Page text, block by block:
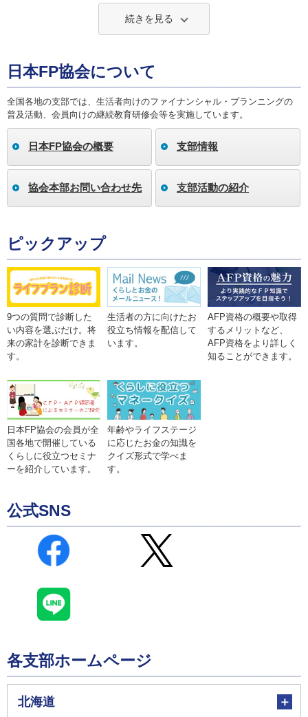
続きを見る
日本FP協会について
全国各地の支部では、生活者向けのファイナンシャル・プランニングの
普及活動、会員向けの継続教育研修会等を実施しています。
日本FP協会の概要 支部情報
協会本部お問い合わせ先 支部活動の紹介
ピックアップ
9つの質問で診断した
い内容を選ぶだけ。将
来の家計を診断できま
す。
生活者の方に向けたお
役立ち情報を配信して
います。
AFP資格の概要や取得
するメリットなど、
AFP資格をより詳しく
知ることができます。
日本FP協会の会員が全
国各地で開催している
くらしに役立つセミナ
ーを紹介しています。
年齢やライフステージ
に応じたお金の知識を
クイズ形式で学べま
す。
公式SNS
各支部ホームページ
北海道